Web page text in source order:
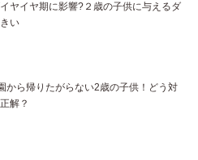
ヤイヤ期に影響?２歳の子供に与えるダ
い
から帰りたがらない2歳の子供！どう対
解？